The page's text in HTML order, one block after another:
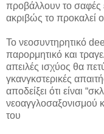
προβάλλουν το σαφές
ακριβώς το προκαλεί
Το νεοσυντηρητικό
παρορμητικό και
απειλές ισχύος θα
γκανγκστερικές
αποδείξει ότι είναι
νεοαγγλοσαξονισμού
του